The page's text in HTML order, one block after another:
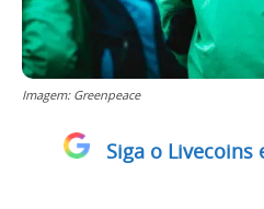
Imagem: Greenpeace
Siga o